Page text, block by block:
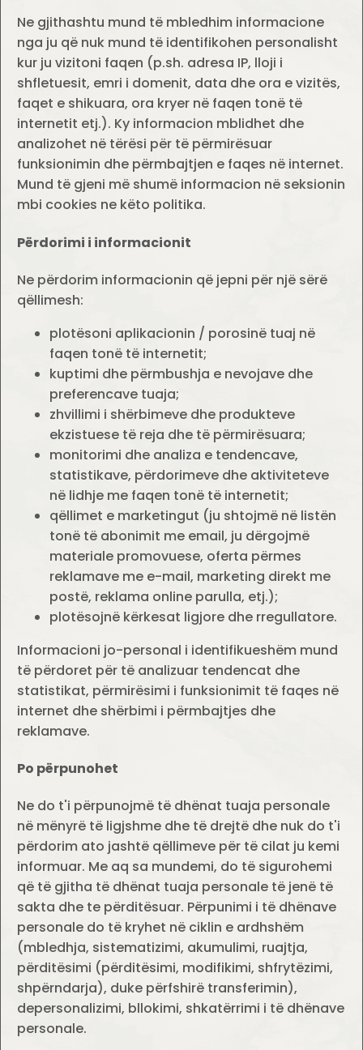
Ne gjithashtu mund të mbledhim informacione
nga ju që nuk mund të identifikohen personalisht
kur ju vizitoni faqen (p.sh. adresa IP, lloji i
shfletuesit, emri i domenit, data dhe ora e vizitës,
faqet e shikuara, ora kryer në faqen tonë të
internetit etj.). Ky informacion mblidhet dhe
analizohet në tërësi për të përmirësuar
funksionimin dhe përmbajtjen e faqes në internet.
Mund të gjeni më shumë informacion në seksionin
mbi cookies ne këto politika.
Përdorimi i informacionit
Ne përdorim informacionin që jepni për një sërë
qëllimesh:
plotësoni aplikacionin / porosinë tuaj në
faqen tonë të internetit;
kuptimi dhe përmbushja e nevojave dhe
preferencave tuaja;
zhvillimi i shërbimeve dhe produkteve
ekzistuese të reja dhe të përmirësuara;
monitorimi dhe analiza e tendencave,
statistikave, përdorimeve dhe aktiviteteve
në lidhje me faqen tonë të internetit;
qëllimet e marketingut (ju shtojmë në listën
tonë të abonimit me email, ju dërgojmë
materiale promovuese, oferta përmes
reklamave me e-mail, marketing direkt me
postë, reklama online parulla, etj.);
plotësojnë kërkesat ligjore dhe rregullatore.
Informacioni jo-personal i identifikueshëm mund
të përdoret për të analizuar tendencat dhe
statistikat, përmirësimi i funksionimit të faqes në
internet dhe shërbimi i përmbajtjes dhe
reklamave.
Po përpunohet
Ne do t'i përpunojmë të dhënat tuaja personale
në mënyrë të ligjshme dhe të drejtë dhe nuk do t'i
përdorim ato jashtë qëllimeve për të cilat ju kemi
informuar. Me aq sa mundemi, do të sigurohemi
që të gjitha të dhënat tuaja personale të jenë të
sakta dhe te përditësuar. Përpunimi i të dhënave
personale do të kryhet në ciklin e ardhshëm
(mbledhja, sistematizimi, akumulimi, ruajtja,
përditësimi (përditësimi, modifikimi, shfrytëzimi,
shpërndarja), duke përfshirë transferimin),
depersonalizimi, bllokimi, shkatërrimi i të dhënave
personale.